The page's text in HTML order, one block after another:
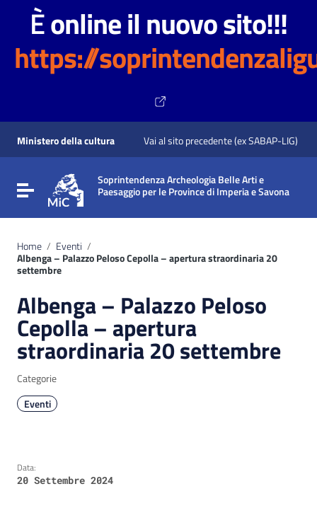
Èonline il nuovo sito!!!
https://
Vai ai contenuti
Vai al menu di navigazione
Vai al footer
Ministero della cultura Vai al sito precedente (ex SABAP-LIG)
Attiva / disattiva la navigazione
Soprintendenza Archeologia Belle Arti e
Paesaggio per le Province di Imperia e Savona
Home / Eventi /
Albenga – Palazzo Peloso Cepolla – apertura straordinaria 20
settembre
Albenga – Palazzo Peloso
Cepolla – apertura
straordinaria 20 settembre
Categorie
Eventi
Data:
20 Settembre 2024